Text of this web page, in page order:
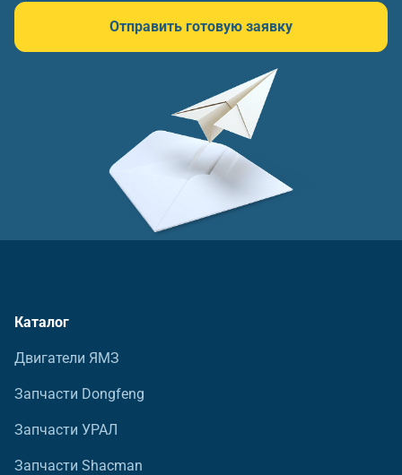
Отправить готовую заявку
Каталог
Двигатели ЯМЗ
Запчасти Dongfeng
Запчасти УРАЛ
Запчасти Shacman